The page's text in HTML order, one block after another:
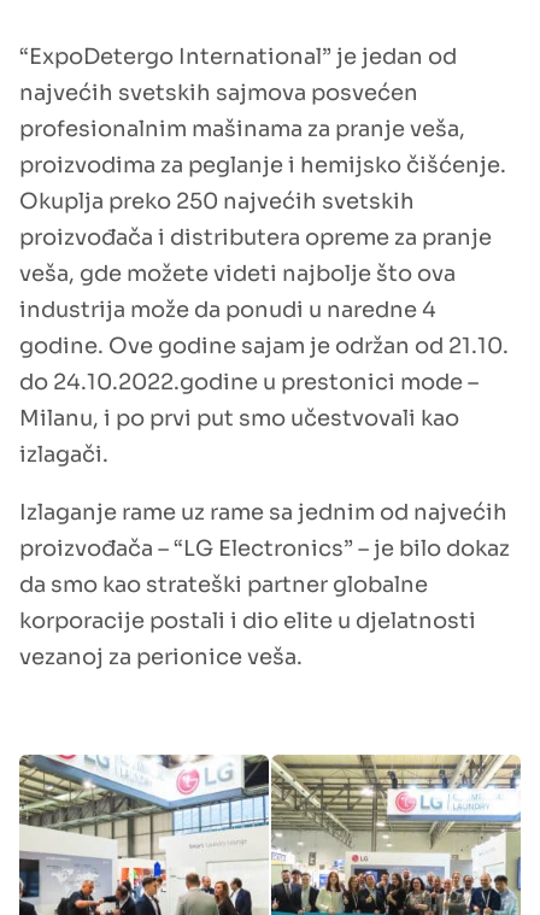
“ExpoDetergo International” je jedan od
najvećih svetskih sajmova posvećen
profesionalnim mašinama za pranje veša,
proizvodima za peglanje i hemijsko čišćenje.
Okuplja preko 250 najvećih svetskih
proizvođača i distributera opreme za pranje
veša, gde možete videti najbolje što ova
industrija može da ponudi u naredne 4
godine. Ove godine sajam je održan od 21.10.
do 24.10.2022.godine u prestonici mode –
Milanu, i po prvi put smo učestvovali kao
izlagači.
Izlaganje rame uz rame sa jednim od najvećih
proizvođača – “LG Electronics” – je bilo dokaz
da smo kao strateški partner globalne
korporacije postali i dio elite u djelatnosti
vezanoj za perionice veša.